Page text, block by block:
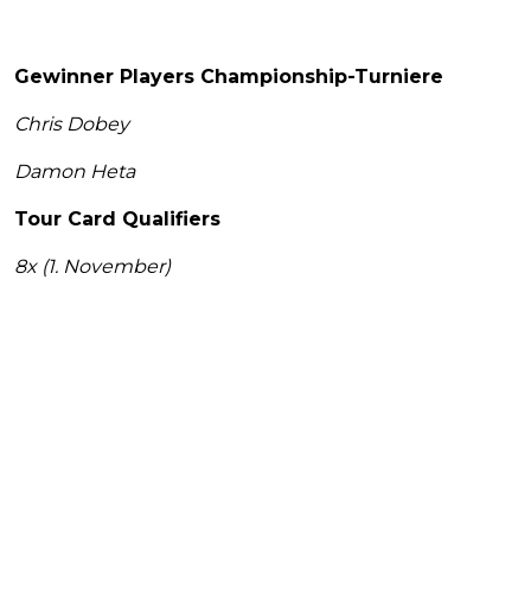
Gewinner Players Championship-Turniere
Chris Dobey
Damon Heta
Tour Card Qualifiers
8x (1. November)